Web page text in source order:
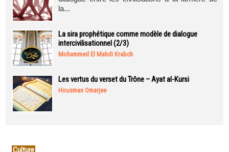
la...
La sira prophétique comme modèle de dialogue
intercivilisationnel (2/3)
Mohammed El Mahdi Krabch
Les vertus du verset du Trône – Ayat al-Kursi
Housman Omarjee
Culture